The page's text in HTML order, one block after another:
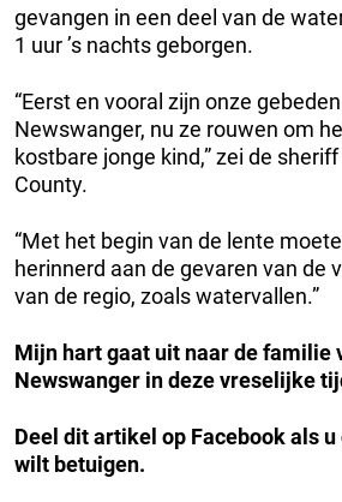
gevangen in een deel van de
1 uur ’s nachts geborgen.
“Eerst en vooral zijn onze
Newswanger, nu ze rouwen om
kostbare jonge kind,” zei de
County.
“Met het begin van de lente
herinnerd aan de gevaren van de
van de regio, zoals watervallen.”
Mijn hart gaat uit naar de familie
Newswanger in deze vreselijke
Deel dit artikel op Facebook als
wilt betuigen.